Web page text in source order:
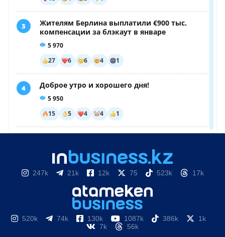
247k 21k 12k 75 523k 17k
520k 74k 130k 1087k 386k
1k
7k
56k